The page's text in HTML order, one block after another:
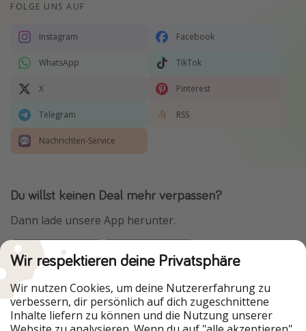
FOLGE UNS AUF
Instagram Facebook
WhatsApp TikTok
X Pinterest
Telegram RSS
Nachrichten-Service
Du willst keinen Deal mehr verpassen?
Dann lade unsere App herunter.
Urlaubspiraten ist Teil der HolidayPirates Group
Unsere Märkte
Wir respektieren deine Privatsphäre
Wir nutzen Cookies, um deine Nutzererfahrung zu
verbessern, dir persönlich auf dich zugeschnittene
Inhalte liefern zu können und die Nutzung unserer